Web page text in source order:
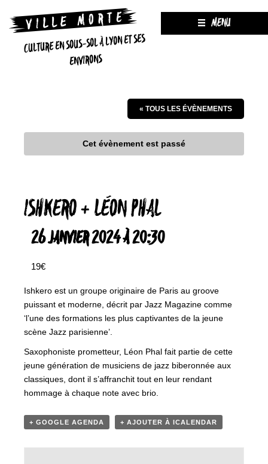
CULTURE EN SOUS-SOL À LYON ET SES
ENVIRONS
MENU
« TOUS LES ÉVÈNEMENTS
Cet évènement est passé
ISHKERO + LÉON PHAL
26 JANVIER 2024 À 20:30
19€
Ishkero est un groupe originaire de Paris au groove
puissant et moderne, décrit par Jazz Magazine comme
‘l’une des formations les plus captivantes de la jeune
scène Jazz parisienne’.
Saxophoniste prometteur, Léon Phal fait partie de cette
jeune génération de musiciens de jazz biberonnée aux
classiques, dont il s’affranchit tout en leur rendant
hommage à chaque note avec brio.
+ GOOGLE AGENDA + AJOUTER À ICALENDAR